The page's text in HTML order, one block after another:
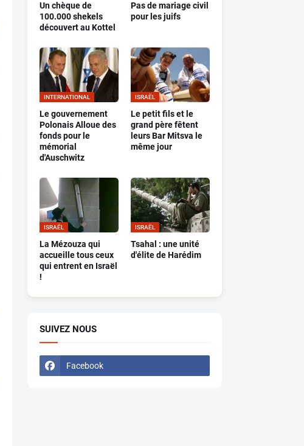
Un chèque de
100.000 shekels
découvert au Kottel
Pas de mariage civil
pour les juifs
INTERNATIONAL
Le gouvernement
Polonais Alloue des
fonds pour le
mémorial
d'Auschwitz
ISRAËL
Le petit fils et le
grand père fêtent
leurs Bar Mitsva le
même jour
ISRAËL
La Mézouza qui
accueille tous ceux
qui entrent en Israël
!
ISRAËL
Tsahal : une unité
d'élite de Harédim
SUIVEZ NOUS
Facebook